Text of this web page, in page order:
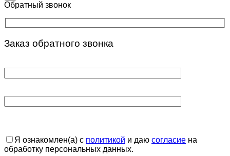
Обратный звонок
Заказ обратного звонка
Я ознакомлен(а) с политикой и даю согласие на
обработку персональных данных.